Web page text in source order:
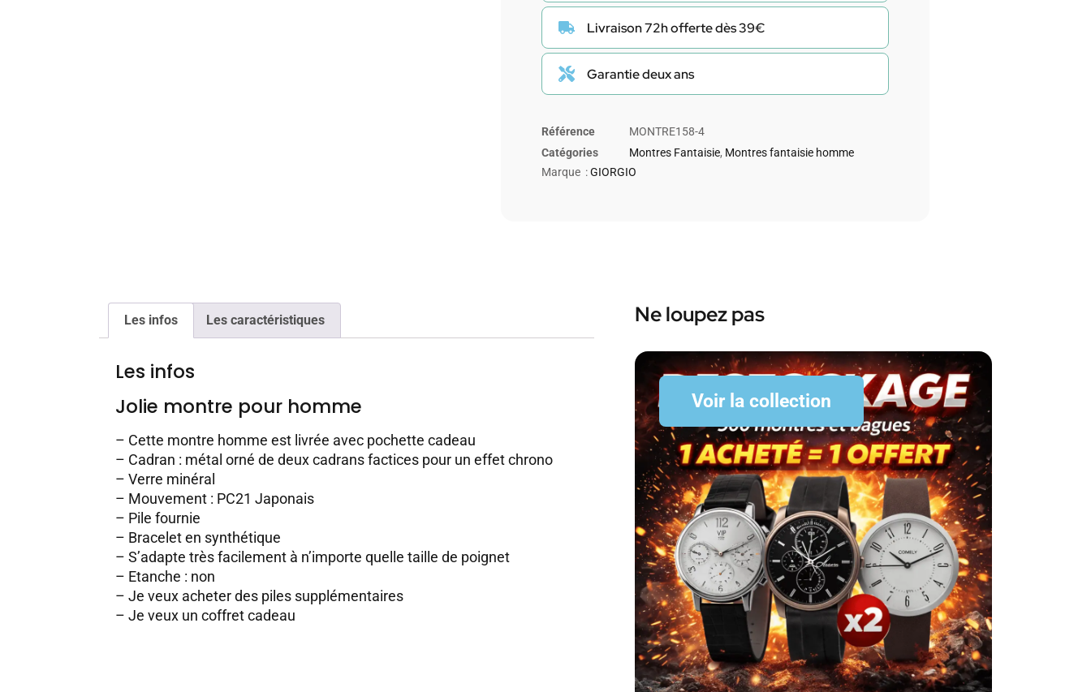
Livraison 72h offerte dès 39€
Garantie deux ans
Référence
MONTRE158-4
Catégories
Montres Fantaisie, Montres fantaisie homme
Marque :GIORGIO
Les infos Les caractéristiques
Les infos
Jolie montre pour homme
– Cette montre homme est livrée avec pochette cadeau
– Cadran : métal orné de deux cadrans factices pour un effet chrono
– Verre minéral
– Mouvement : PC21 Japonais
– Pile fournie
– Bracelet en synthétique
– S’adapte très facilement à n’importe quelle taille de poignet
– Etanche : non
– Je veux acheter des piles supplémentaires
– Je veux un coffret cadeau
Ne loupez pas
Voir la collection